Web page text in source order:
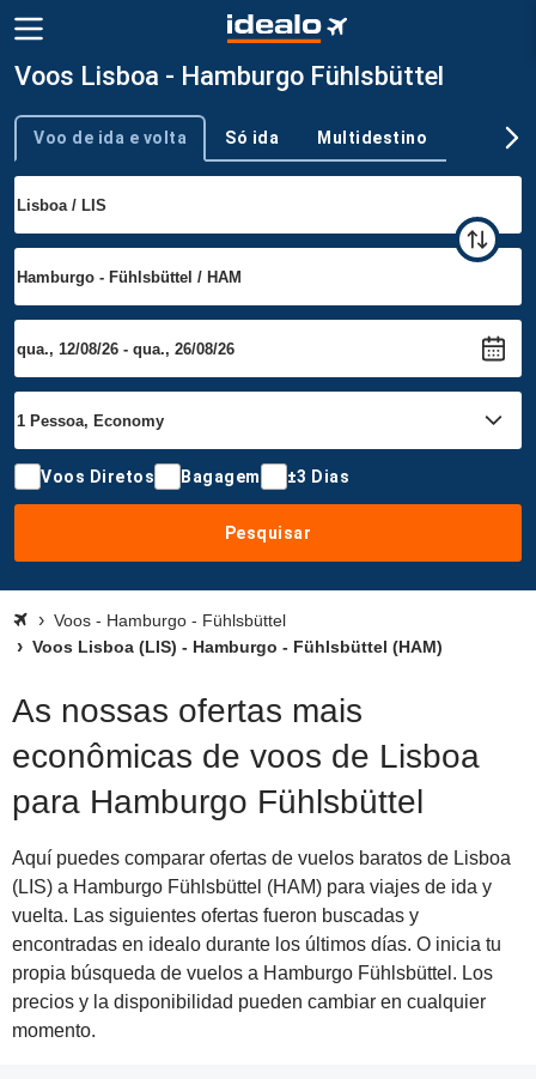
Voos Lisboa - Hamburgo Fühlsbüttel
Tipo de viagem
Voo de ida e volta Só ida Multidestino
Voos Diretos Bagagem ±3 Dias
Pesquisar
Voos - Hamburgo - Fühlsbüttel
Voos Lisboa (LIS) - Hamburgo - Fühlsbüttel (HAM)
As nossas ofertas mais
econômicas de voos de Lisboa
para Hamburgo Fühlsbüttel
Aquí puedes comparar ofertas de vuelos baratos de Lisboa
(LIS) a Hamburgo Fühlsbüttel (HAM) para viajes de ida y
vuelta. Las siguientes ofertas fueron buscadas y
encontradas en idealo durante los últimos días. O inicia tu
propia búsqueda de vuelos a Hamburgo Fühlsbüttel. Los
precios y la disponibilidad pueden cambiar en cualquier
momento.